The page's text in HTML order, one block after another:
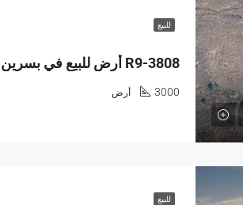
للبيع
3000 أرض
للبيع